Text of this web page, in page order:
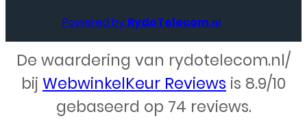
Webdesign – Rydo Telecom
Powered by RydoTelecom.nl
De waardering van rydotelecom.nl/
bij WebwinkelKeur Reviews is 8.9/10
gebaseerd op 74 reviews.